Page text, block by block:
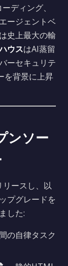
ディング、
ージェントベ
は史上最大の輸
ウスはAI蒸留
ーセキュリテ
を背景に上昇
ンソー
リースし、以
プグレードを
した:
の自律タスク